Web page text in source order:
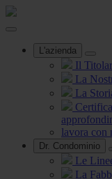
L'azienda
Il
La
La
lavora con
Dr. Condominio
Le
La